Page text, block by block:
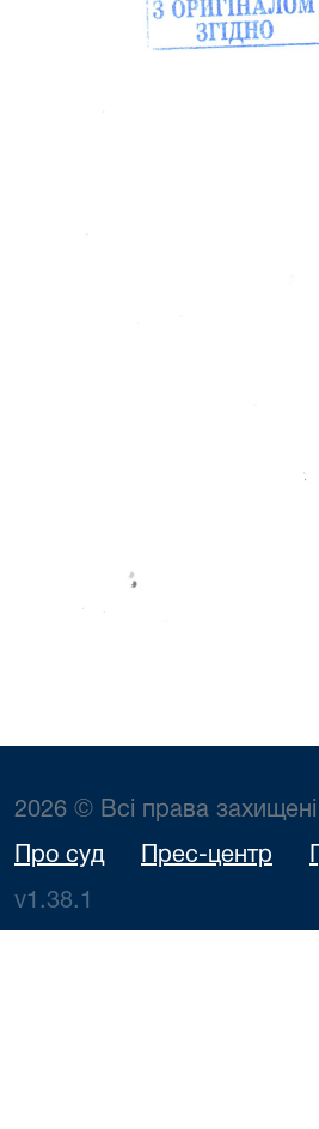
2026 © Всі права захищені
Про суд Прес-центр
v1.38.1